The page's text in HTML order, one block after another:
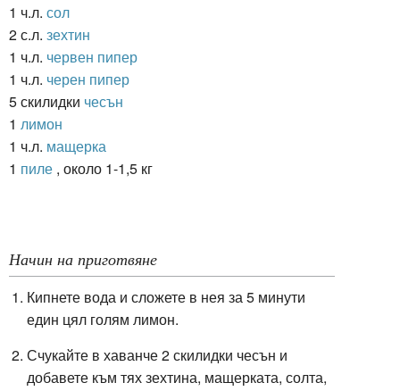
1 ч.л. сол
2 с.л. зехтин
1 ч.л. червен пипер
1 ч.л. черен пипер
5 скилидки чесън
1 лимон
1 ч.л. мащерка
1 пиле , около 1-1,5 кг
Начин на приготвяне
Кипнете вода и сложете в нея за 5 минути
един цял голям лимон.
Счукайте в хаванче 2 скилидки чесън и
добавете към тях зехтина, мащерката, солта,